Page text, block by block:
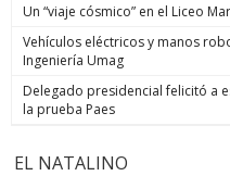
Un “viaje cósmico” en el Liceo
Vehículos eléctricos y manos
Ingeniería Umag
Delegado presidencial felicitó a
la prueba Paes
EL NATALINO